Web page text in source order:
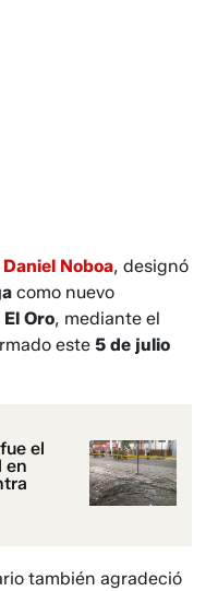
Daniel Noboa, designó
como nuevo
El Oro, mediante el
este 5 de julio
el
en
también agradeció